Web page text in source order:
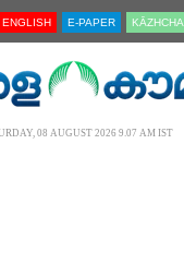
ENGLISH E-PAPER KĀZHCHA
08 AUGUST 2026 9.07 AM IST